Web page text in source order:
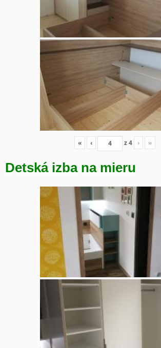
« ‹ z4 › »
Detská izba na mieru